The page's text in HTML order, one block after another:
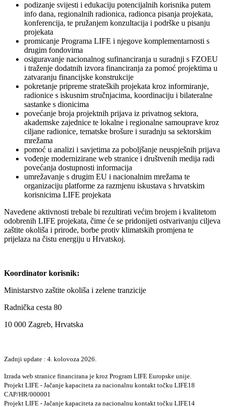
podizanje svijesti i edukaciju potencijalnih korisnika putem
info dana, regionalnih radionica, radionca pisanja projekata,
konferencija, te pružanjem konzultacija i podrške u pisanju
projekata
promicanje Programa LIFE i njegove komplementarnosti s
drugim fondovima
osiguravanje nacionalnog sufinanciranja u suradnji s FZOEU
i traženje dodatnih izvora financiranja za pomoć projektima u
zatvaranju financijske konstrukcije
pokretanje pripreme strateških projekata kroz informiranje,
radionice s iskusnim stručnjacima, koordinaciju i bilateralne
sastanke s dionicima
povećanje broja projektnih prijava iz privatnog sektora,
akademske zajednice te lokalne i regionalne samouprave kroz
ciljane radionice, tematske brošure i suradnju sa sektorskim
mrežama
pomoć u analizi i savjetima za poboljšanje neuspješnih prijava
vođenje modernizirane web stranice i društvenih medija radi
povećanja dostupnosti informacija
umrežavanje s drugim EU i nacionalnim mrežama te
organizaciju platforme za razmjenu iskustava s hrvatskim
korisnicima LIFE projekata
Navedene aktivnosti trebale bi rezultirati većim brojem i kvalitetom
odobrenih LIFE projekata, čime će se pridonijeti ostvarivanju ciljeva
zaštite okoliša i prirode, borbe protiv klimatskih promjena te
prijelaza na čistu energiju u Hrvatskoj.
Koordinator korisnik:
Ministarstvo zaštite okoliša i zelene tranzicije
Radnička cesta 80
10 000 Zagreb, Hrvatska
Zadnji update : 4. kolovoza 2026.
Izrada web stranice financirana je kroz Program LIFE Europske unije.
Projekt LIFE - Jačanje kapaciteta za nacionalnu kontakt točku LIFE18
CAP/HR/000001
Projekt LIFE - Jačanje kapaciteta za nacionalnu kontakt točku LIFE14